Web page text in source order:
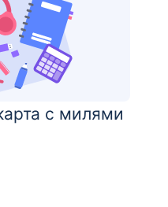
с милями